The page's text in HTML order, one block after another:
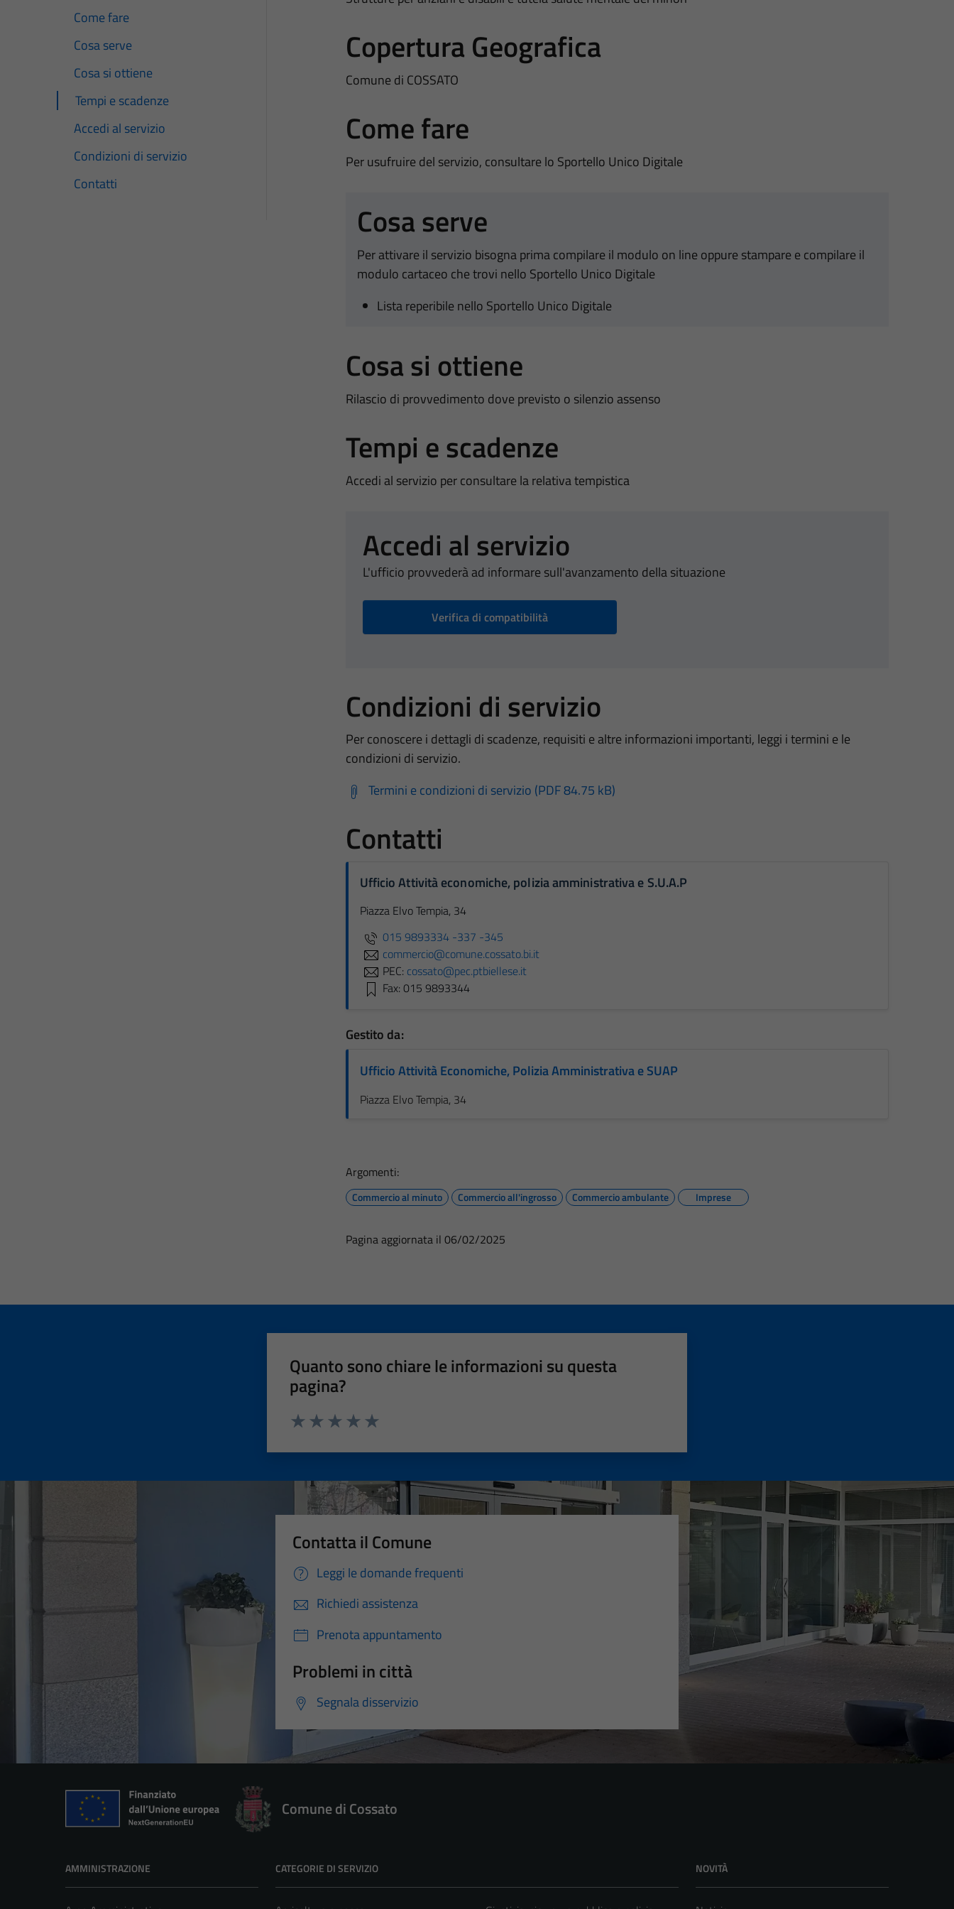
Come fare
Cosa serve
Cosa si ottiene
Tempi e scadenze
Accedi al servizio
Condizioni di servizio
Contatti
Copertura Geografica
Comune di COSSATO
Come fare
Per usufruire del servizio, consultare lo Sportello Unico Digitale
Cosa serve
Per attivare il servizio bisogna prima compilare il modulo on line oppure stampare e compilare il
modulo cartaceo che trovi nello Sportello Unico Digitale
Lista reperibile nello Sportello Unico Digitale
Cosa si ottiene
Rilascio di provvedimento dove previsto o silenzio assenso
Tempi e scadenze
Accedi al servizio per consultare la relativa tempistica
Accedi al servizio
L'ufficio provvederà ad informare sull'avanzamento della situazione
Verifica di compatibilità
Condizioni di servizio
Per conoscere i dettagli di scadenze, requisiti e altre informazioni importanti, leggi i termini e le
condizioni di servizio.
Termini e condizioni di servizio (PDF 84.75 kB)
Contatti
Ufficio Attività economiche, polizia amministrativa e S.U.A.P
Piazza Elvo Tempia, 34
015 9893334 -337 -345
commercio@comune.cossato.bi.it
PEC: cossato@pec.ptbiellese.it
Fax: 015 9893344
Gestito da:
Ufficio Attività Economiche, Polizia Amministrativa e SUAP
Piazza Elvo Tempia, 34
Argomenti:
Commercio al minuto Commercio all'ingrosso Commercio ambulante Imprese
Pagina aggiornata il 06/02/2025
Quanto sono chiare le informazioni su questa
pagina?
Contatta il Comune
Leggi le domande frequenti
Richiedi assistenza
Prenota appuntamento
Problemi in città
Segnala disservizio
Comune di Cossato
AMMINISTRAZIONE CATEGORIE DI SERVIZIO NOVITÀ